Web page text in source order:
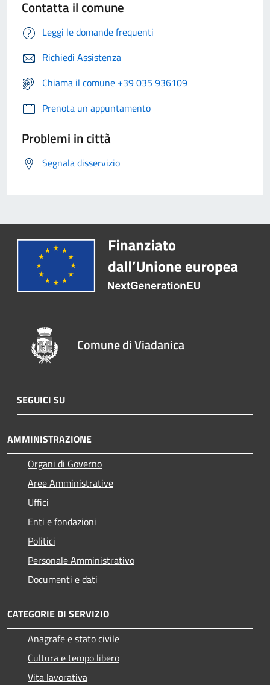
Contatta il comune
Leggi le domande frequenti
Richiedi Assistenza
Chiama il comune +39 035 936109
Prenota un appuntamento
Problemi in città
Segnala disservizio
Comune di Viadanica
SEGUICI SU
AMMINISTRAZIONE
Organi di Governo
Aree Amministrative
Uffici
Enti e fondazioni
Politici
Personale Amministrativo
Documenti e dati
CATEGORIE DI SERVIZIO
Anagrafe e stato civile
Cultura e tempo libero
Vita lavorativa